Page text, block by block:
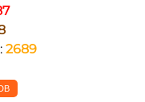
2689